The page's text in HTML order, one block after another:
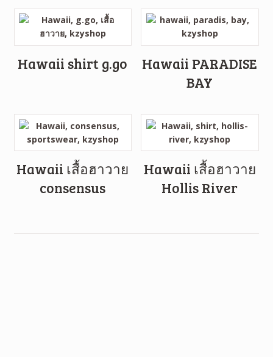
Hawaii shirt g.go
Hawaii PARADISE
BAY
Hawaii เสื้อฮาวาย
consensus
Hawaii เสื้อฮาวาย
Hollis River